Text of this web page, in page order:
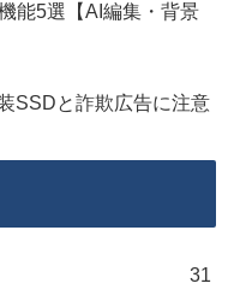
能5選【AI編集・背景
SSDと詐欺広告に注意
31